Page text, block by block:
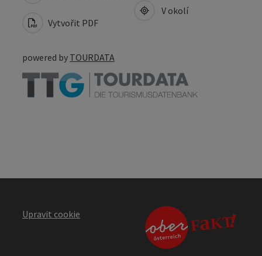
Vytvořit PDF
V okolí
powered by TOURDATA
Upravit cookie